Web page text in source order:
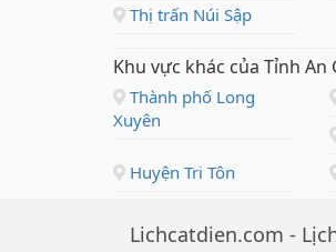
Thị trấn Núi Sập
Khu vực khác của Tỉnh An
Thành phố Long
Xuyên
Huyện Tri Tôn
Lichcatdien.com -